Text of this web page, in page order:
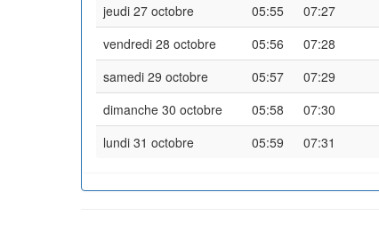
jeudi 27 octobre
05:55 07:27
vendredi 28 octobre
05:56 07:28
samedi 29 octobre
05:57 07:29
dimanche 30 octobre
05:58 07:30
lundi 31 octobre
05:59 07:31